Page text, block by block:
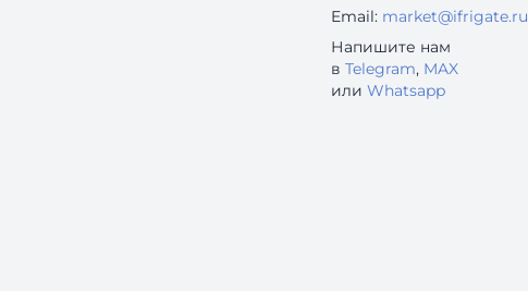
Email: market@ifrigate.ru
Напишите нам
в Telegram, MAX
или Whatsapp